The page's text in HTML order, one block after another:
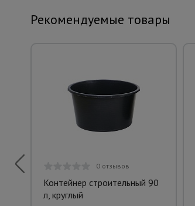
Рекомендуемые товары
0 отзывов
Контейнер строительный 90
л, круглый